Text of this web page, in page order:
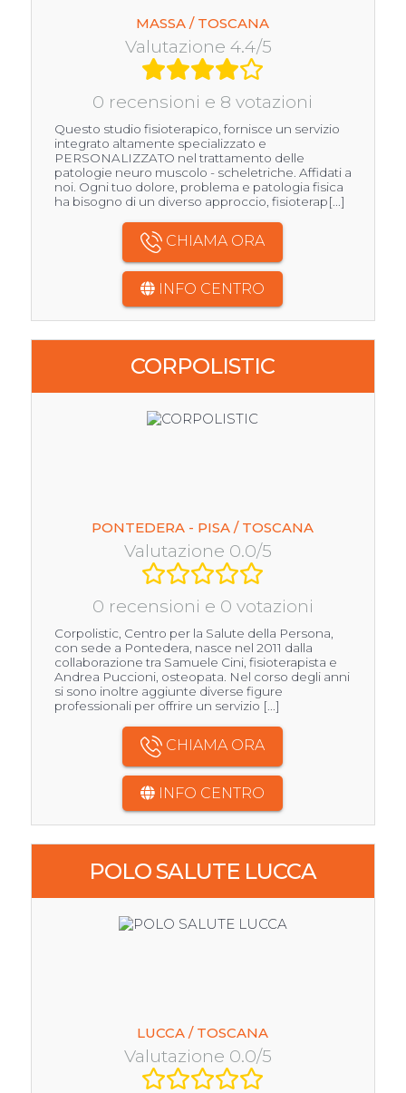
MASSA / TOSCANA
Valutazione 4.4/5
0 recensioni e 8 votazioni
Questo studio fisioterapico, fornisce un servizio
integrato altamente specializzato e
PERSONALIZZATO nel trattamento delle
patologie neuro muscolo - scheletriche. Affidati a
noi. Ogni tuo dolore, problema e patologia fisica
ha bisogno di un diverso approccio, fisioterap[...]
CHIAMA ORA
INFO CENTRO
CORPOLISTIC
PONTEDERA - PISA / TOSCANA
Valutazione 0.0/5
0 recensioni e 0 votazioni
Corpolistic, Centro per la Salute della Persona,
con sede a Pontedera, nasce nel 2011 dalla
collaborazione tra Samuele Cini, fisioterapista e
Andrea Puccioni, osteopata. Nel corso degli anni
si sono inoltre aggiunte diverse figure
professionali per offrire un servizio [...]
CHIAMA ORA
INFO CENTRO
POLO SALUTE LUCCA
LUCCA / TOSCANA
Valutazione 0.0/5